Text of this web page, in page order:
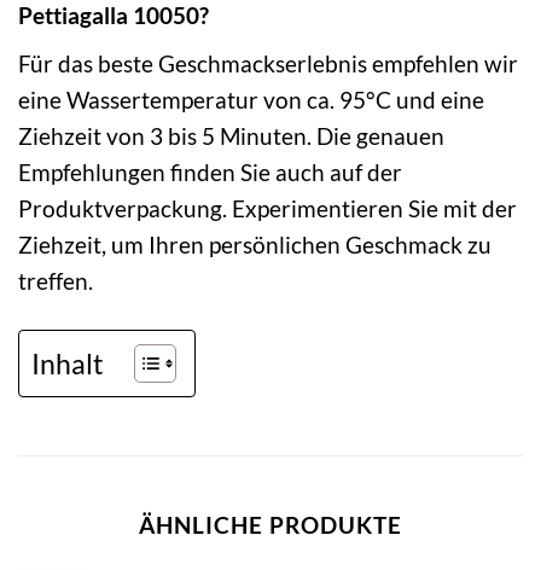
Pettiagalla 10050?
Für das beste Geschmackserlebnis empfehlen wir
eine Wassertemperatur von ca. 95°C und eine
Ziehzeit von 3 bis 5 Minuten. Die genauen
Empfehlungen finden Sie auch auf der
Produktverpackung. Experimentieren Sie mit der
Ziehzeit, um Ihren persönlichen Geschmack zu
treffen.
Inhalt
ÄHNLICHE PRODUKTE